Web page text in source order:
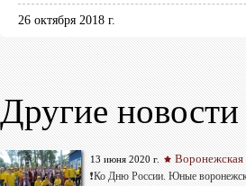
26 октября 2018 г.
Другие новости
13 июня 2020 г. Воронежская
❗Ко Дню России. Юные